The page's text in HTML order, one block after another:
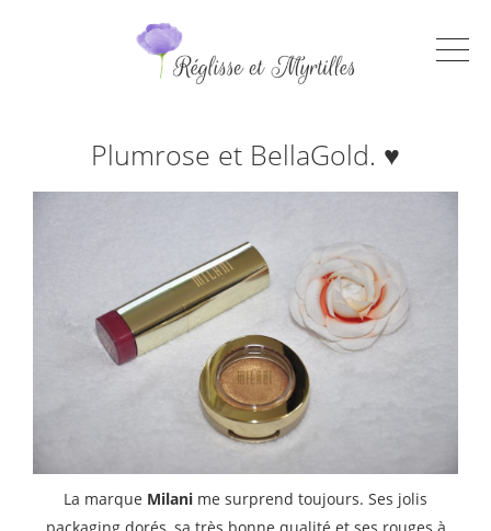
Plumrose et BellaGold. ♥
La marque Milani me surprend toujours. Ses jolis